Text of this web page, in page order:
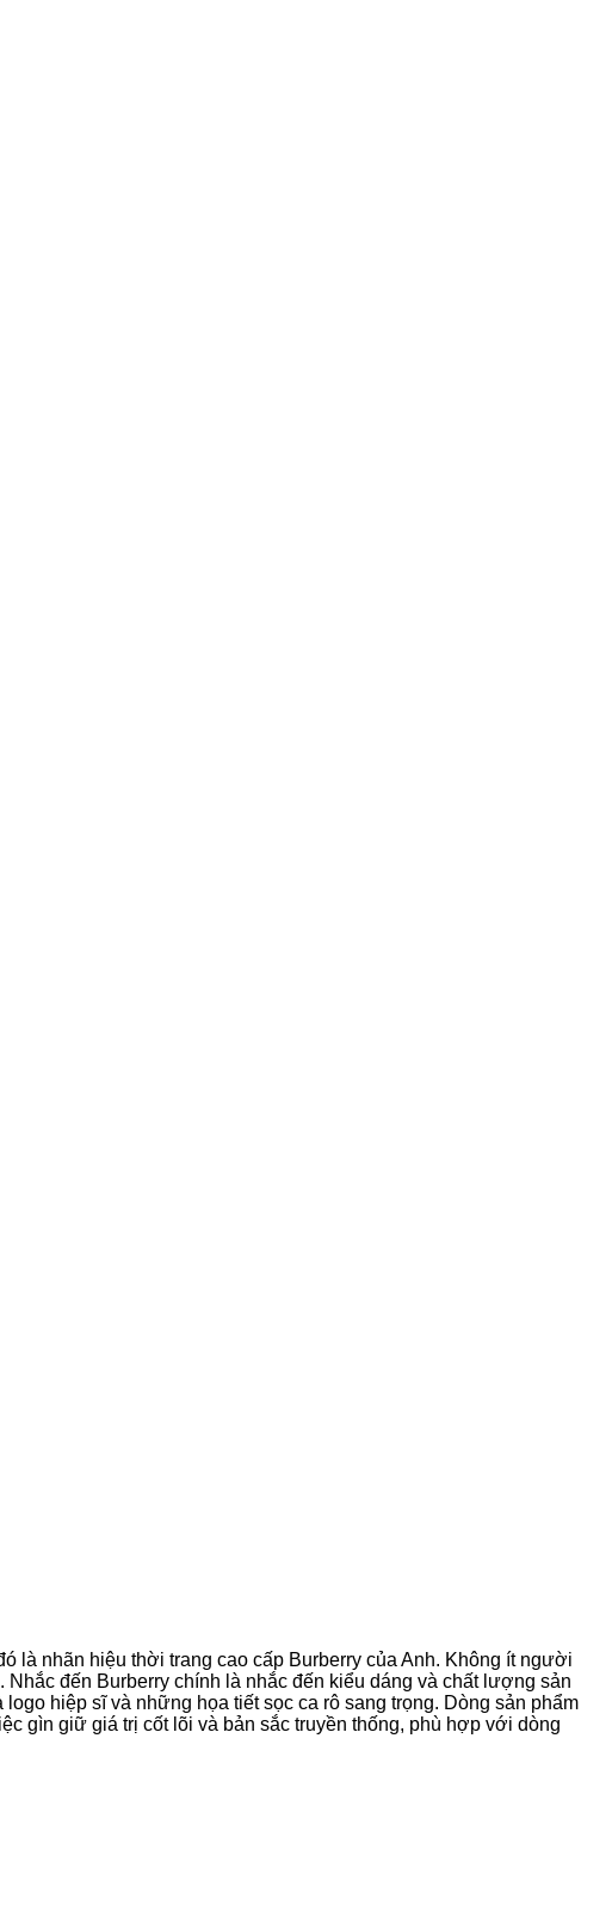
là nhãn hiệu thời trang cao cấp Burberry của Anh. Không ít người
đến Burberry chính là nhắc đến kiểu dáng và chất lượng sản
hiệp sĩ và những họa tiết sọc ca rô sang trọng. Dòng sản phẩm
gìn giữ giá trị cốt lõi và bản sắc truyền thống, phù hợp với dòng